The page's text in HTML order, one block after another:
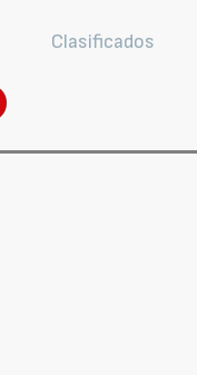
Clasificados